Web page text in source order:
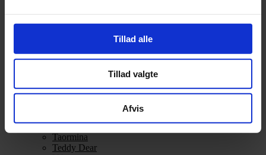
Tillad alle
Tillad valgte
Afvis
Eco Soft
Eco Soft fine
Nellie
Snefnug
Taormina
Teddy Dear